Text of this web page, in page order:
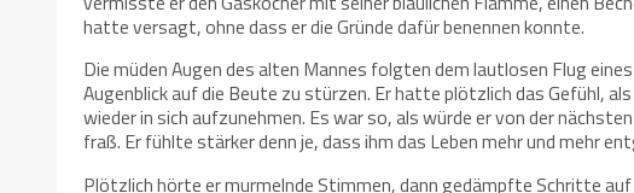
hatte versagt, ohne dass er die Gründe dafür benennen konnte.
Die müden Augen des alten Mannes folgten dem lautlosen Flug
Augenblick auf die Beute zu stürzen. Er hatte plötzlich das Gefühl,
wieder in sich aufzunehmen. Es war so, als würde er von der
fraß. Er fühlte stärker denn je, dass ihm das Leben mehr und mehr
Plötzlich hörte er murmelnde Stimmen, dann gedämpfte Schritte